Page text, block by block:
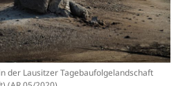
der Lausitzer Tagebaufolgelandschaft